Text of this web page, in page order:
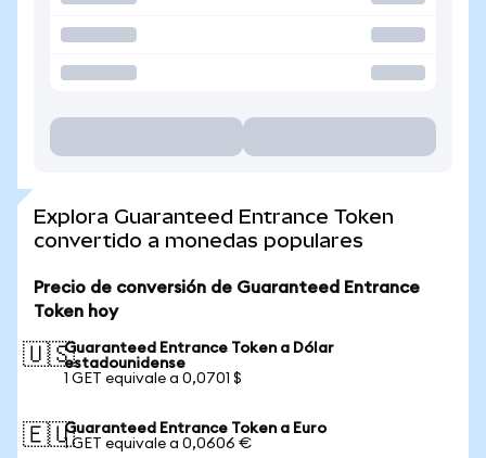
Explora Guaranteed Entrance Token
convertido a monedas populares
Precio de conversión de Guaranteed Entrance
Token hoy
🇺🇸Guaranteed Entrance Token a Dólar
estadounidense
1 GET equivale a 0,0701 $
🇪🇺Guaranteed Entrance Token a Euro
1 GET equivale a 0,0606 €